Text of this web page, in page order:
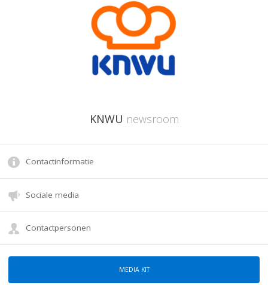
KNWU newsroom
Contactinformatie
Sociale media
Contactpersonen
MEDIA KIT